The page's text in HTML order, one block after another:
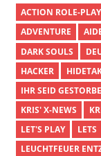
ACTION ROLE-
ADVENTURE
DARK SOULS
HACKER
IHR SEID
KRIS' X-NEWS
LET'S PLAY
LETS
LEUCHTFEUER